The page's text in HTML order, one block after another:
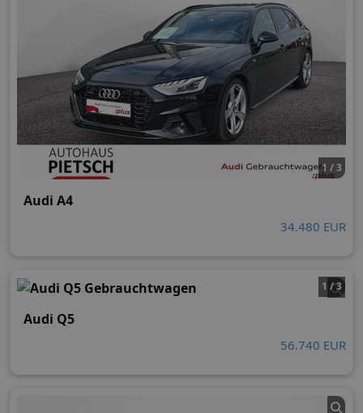
1 / 3
Audi A4
34.480 EUR
1 / 3
Audi Q5
56.740 EUR